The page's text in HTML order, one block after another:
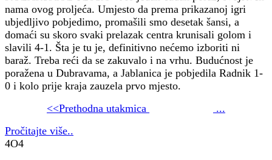
nama ovog proljeća. Umjesto da prema prikazanoj igri
ubjedljivo pobjedimo, promašili smo desetak šansi, a
domaći su skoro svaki prelazak centra krunisali golom i
slavili 4-1. Šta je tu je, definitivno nećemo izboriti ni
baraž. Treba reći da se zakuvalo i na vrhu. Budućnost je
poražena u Dubravama, a Jablanica je pobjedila Radnik 1-
0 i kolo prije kraja zauzela prvo mjesto.
<<Prethodna utakmica
...
Pročitajte više..
4O4